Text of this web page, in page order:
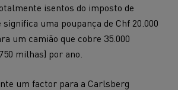
isentos do imposto de
uma poupança de Chf 20.000
um camião que cobre 35.000
milhas) por ano.
um factor para a Carlsberg